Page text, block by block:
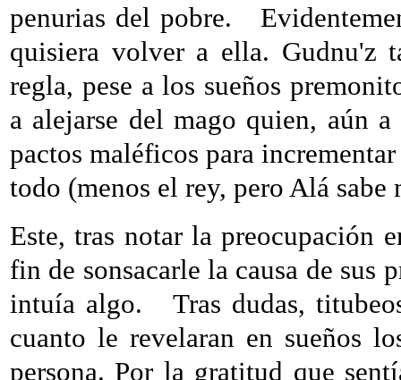
penurias del pobre.
quisiera volver a ella. Gudnu'z
regla, pese a los sueños
a alejarse del mago quien, aún a
pactos maléficos para
todo (menos el rey, pero Alá sabe
Este, tras notar la preocupación
fin de sonsacarle la causa de sus
intuía algo.
Tras dudas,
cuanto le revelaran en sueños
persona. Por la gratitud que